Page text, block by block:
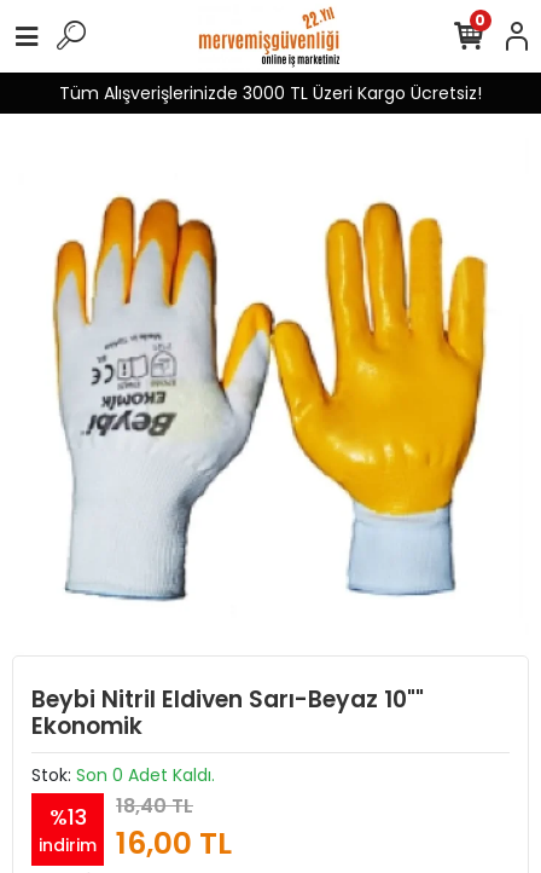
Tüm Alışverişlerinizde 3000 TL Üzeri Kargo Ücretsiz!
0
Beybi Nitril Eldiven Sarı-Beyaz 10""
Ekonomik
Stok: Son 0 Adet Kaldı.
%13
indirim
18,40 TL
16,00 TL